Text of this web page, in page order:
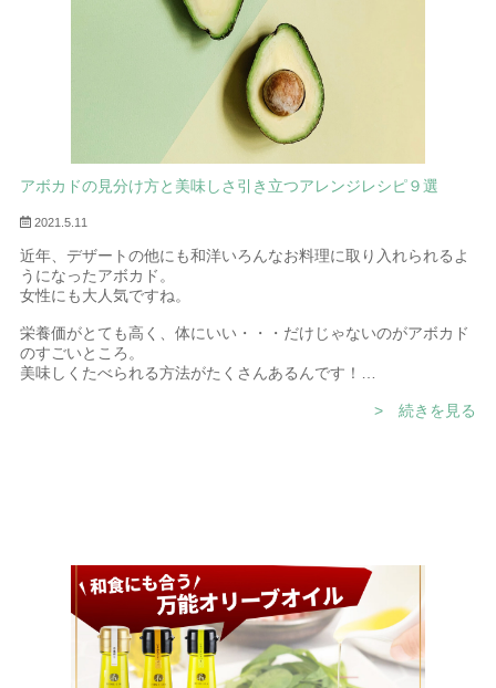
アボカドの見分け方と美味しさ引き立つアレンジレシピ９選
2021.5.11
近年、デザートの他にも和洋いろんなお料理に取り入れられるよ
うになったアボカド。
女性にも大人気ですね。
栄養価がとても高く、体にいい・・・だけじゃないのがアボカド
のすごいところ。
美味しくたべられる方法がたくさんあるんです！
今日は知っておくと便利なアボカドの雑学と、いろんなシーンで
> 続きを見る